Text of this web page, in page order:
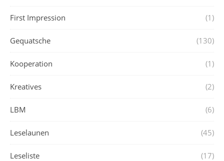
First Impression (1)
Gequatsche (130)
Kooperation (1)
Kreatives (2)
LBM (6)
Leselaunen (45)
Leseliste (17)